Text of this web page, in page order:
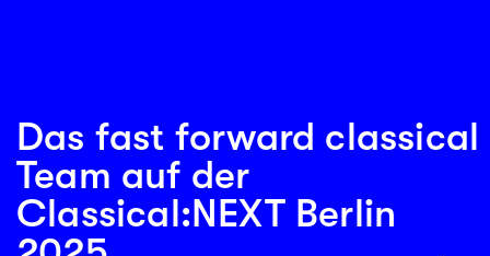
Das fast forward classical
Team auf der
Classical:NEXT Berlin